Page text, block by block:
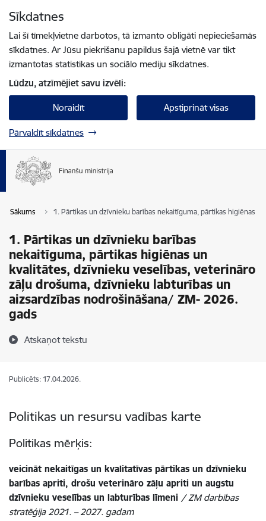
Sīkdatnes
Lai šī tīmekļvietne darbotos, tā izmanto obligāti nepieciešamās
sīkdatnes. Ar Jūsu piekrišanu papildus šajā vietnē var tikt
izmantotas statistikas un sociālo mediju sīkdatnes.
Lūdzu, atzīmējiet savu izvēli:
Noraidīt Apstiprināt visas
Pārvaldīt sīkdatnes
Sākums 1. Pārtikas un dzīvnieku barības nekaitīguma, pārtikas higiēnas
1. Pārtikas un dzīvnieku barības
nekaitīguma, pārtikas higiēnas un
kvalitātes, dzīvnieku veselības, veterināro
zāļu drošuma, dzīvnieku labturības un
aizsardzības nodrošināšana/ ZM- 2026.
gads
Atskaņot tekstu
Publicēts: 17.04.2026.
Politikas un resursu vadības karte
Politikas mērķis:
veicināt nekaitīgas un kvalitatīvas pārtikas un dzīvnieku
barības apriti, drošu veterināro zāļu apriti un augstu
dzīvnieku veselības un labturības līmeni /ZM darbības
stratēģija 2021. – 2027. gadam